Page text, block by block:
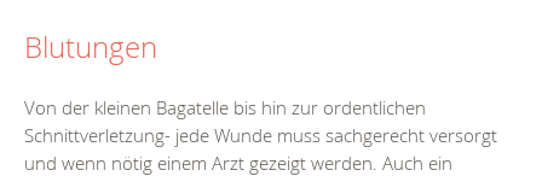
Blutungen
Von der kleinen Bagatelle bis hin zur ordentlichen
Schnittverletzung- jede Wunde muss sachgerecht versorgt
und wenn nötig einem Arzt gezeigt werden. Auch ein